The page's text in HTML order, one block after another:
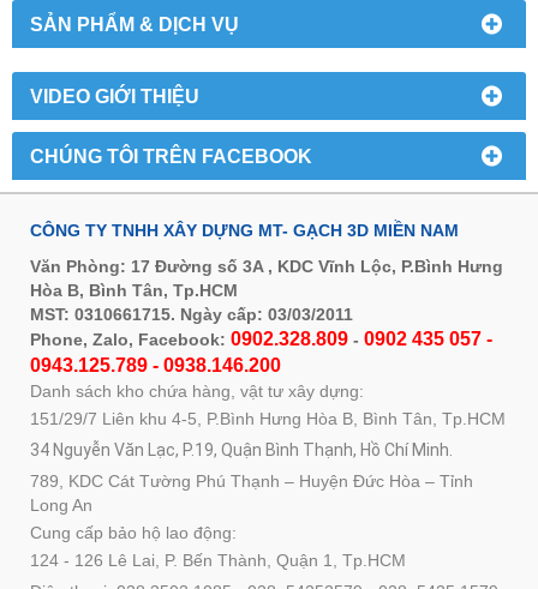
SẢN PHẨM & DỊCH VỤ
VIDEO GIỚI THIỆU
CHÚNG TÔI TRÊN FACEBOOK
CÔNG TY TNHH XÂY DỰNG MT- GẠCH 3D MIỀN NAM
Văn Phòng: 17 Đường số 3A , KDC Vĩnh Lộc, P.Bình Hưng
Hòa B, Bình Tân, Tp.HCM
MST: 0310661715. Ngày cấp: 03/03/2011
Phone, Zalo, Facebook: 0902.328.809 - 0902 435 057 -
0943.125.789 - 0938.146.200
Danh sách kho chứa hàng, vật tư xây dựng:
151/29/7 Liên khu 4-5, P.Bình Hưng Hòa B, Bình Tân, Tp.HCM
34 Nguyễn Văn Lạc, P.19, Quận Bình Thạnh, Hồ Chí Minh.
789, KDC Cát Tường Phú Thạnh – Huyện Đức Hòa – Tỉnh
Long An
Cung cấp bảo hộ lao động:
124 - 126 Lê Lai, P. Bến Thành, Quận 1, Tp.HCM